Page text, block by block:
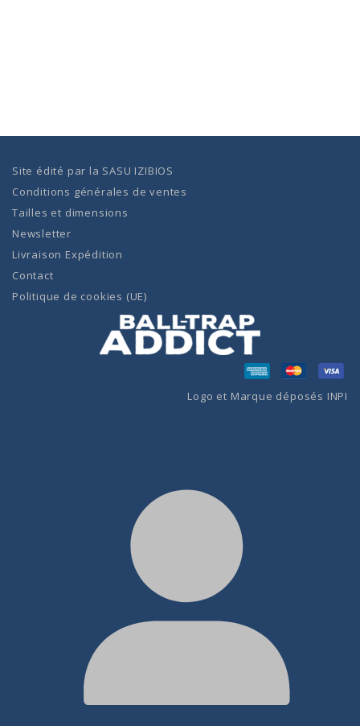
Site édité par la SASU IZIBIOS
Conditions générales de ventes
Tailles et dimensions
Newsletter
Livraison Expédition
Contact
Politique de cookies (UE)
Logo et Marque déposés INPI